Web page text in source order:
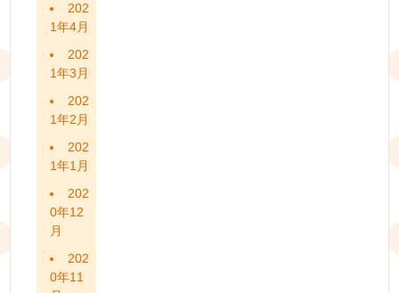
202
1年4月
202
1年3月
202
1年2月
202
1年1月
202
0年12
月
202
0年11